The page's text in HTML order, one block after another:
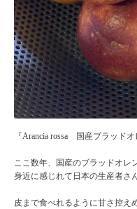
『Arancia rossa 国産ブラッドオ
ここ数年、国産のブラッドオレ
身近に感じれて日本の生産者さ
皮まで食べれるように甘さ控え